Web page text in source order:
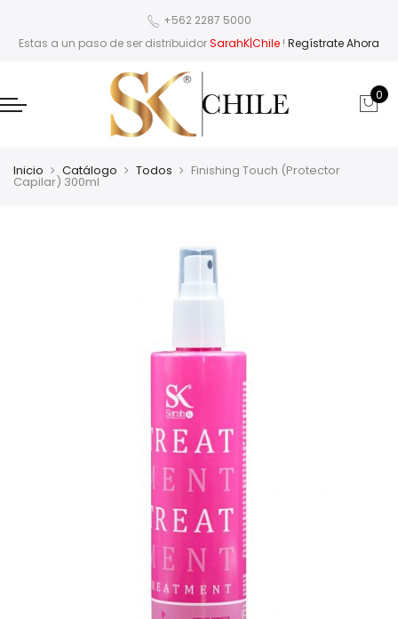
+562 2287 5000
Estas a un paso de ser distribuidorSarahK|Chile ! Regístrate Ahora
0
Inicio Catálogo Todos Finishing Touch (Protector
Capilar) 300ml